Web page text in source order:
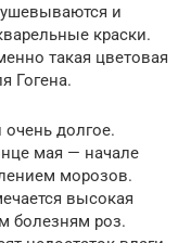
и
краски.
такая цветовая
Гогена.
долгое.
мая — начале
морозов.
высокая
болезням роз.